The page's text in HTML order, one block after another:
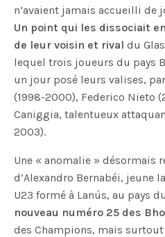
n’avaient jamais accueilli de
Un point qui les dissociait
de leur voisin et rival du
lequel trois joueurs du pays
un jour posé leurs valises,
(1998-2000), Federico Nieto
Caniggia, talentueux
2003).
Une « anomalie » désormais
d’Alexandro Bernabéi, jeune
U23 formé à Lanús, au pays
nouveau numéro 25 des
des Champions, mais